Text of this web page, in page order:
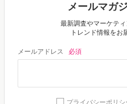
メールマガ
最新調査やマーケティ
トレンド情報をお